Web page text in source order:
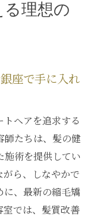
理想の
座で手に入れ
ヘアを追求する
師たちは、髪の健
施術を提供してい
ら、しなやかで
に、最新の縮毛矯
では、髪質改善